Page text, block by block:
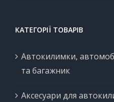
КАТЕГОРІЇ ТОВАРІВ
Автокилимки,
та багажник
Аксесуари для